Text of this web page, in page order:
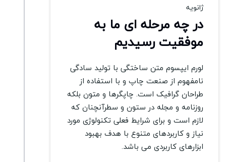
ژانویه
در چه مرحله ای ما به
موفقیت رسیدیم
لورم ایپسوم متن ساختگی با تولید سادگی
نامفهوم از صنعت چاپ و با استفاده از
طراحان گرافیک است. چاپگرها و متون بلکه
روزنامه و مجله در ستون و سطرآنچنان که
لازم است و برای شرایط فعلی تکنولوژی مورد
نیاز و کاربردهای متنوع با هدف بهبود
ابزارهای کاربردی می باشد.